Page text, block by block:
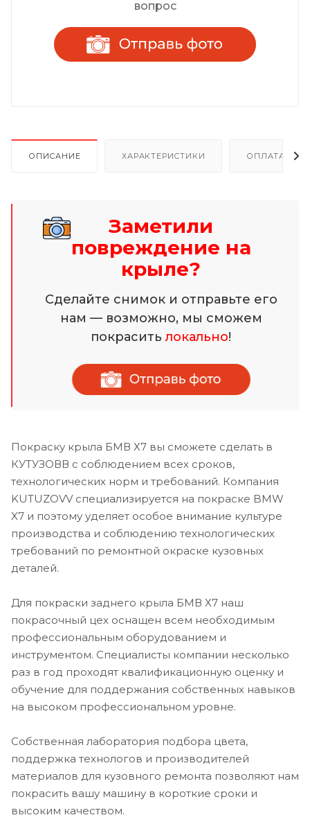
вопрос
ОПИСАНИЕ ХАРАКТЕРИСТИКИ ОПЛАТА И
Заметили
повреждение на
крыле?
Сделайте снимок и отправьте его
нам — возможно, мы сможем
покраситьлокально!
Покраску крыла БМВ Х7 вы сможете сделать в
КУТУЗОВВ с соблюдением всех сроков,
технологических норм и требований. Компания
KUTUZOVV специализируется на покраске BMW
X7 и поэтому уделяет особое внимание культуре
производства и соблюдению технологических
требований по ремонтной окраске кузовных
деталей.
Для покраски заднего крыла БМВ Х7 наш
покрасочный цех оснащен всем необходимым
профессиональным оборудованием и
инструментом. Специалисты компании несколько
раз в год проходят квалификационную оценку и
обучение для поддержания собственных навыков
на высоком профессиональном уровне.
Собственная лаборатория подбора цвета,
поддержка технологов и производителей
материалов для кузовного ремонта позволяют нам
покрасить вашу машину в короткие сроки и
высоким качеством.